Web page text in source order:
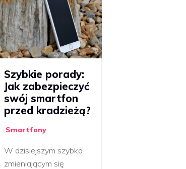
Szybkie porady:
Jak zabezpieczyć
swój smartfon
przed kradzieżą?
Smartfony
W dzisiejszym szybko
zmieniającym się